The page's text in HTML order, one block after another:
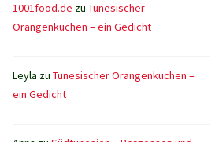
1001food.de zu Tunesischer
Orangenkuchen – ein Gedicht
Leyla zu Tunesischer Orangenkuchen –
ein Gedicht